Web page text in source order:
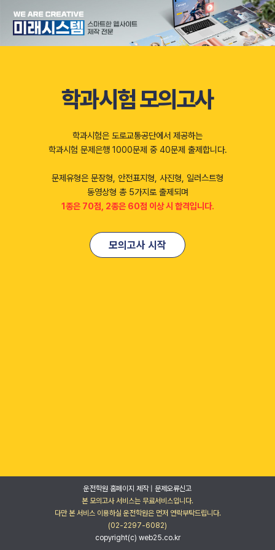
학과시험 모의고사
학과시험은 도로교통공단에서 제공하는
학과시험 문제은행 1000문제 중 40문제 출제합니다.
문제유형은 문장형, 안전표지형, 사진형, 일러스트형
동영상형 총 5가지로 출제되며
1종은 70점, 2종은 60점 이상 시 합격입니다.
모의고사 시작
운전학원 홈페이지 제작
문제오류신고
본 모의고사 서비스는 무료서비스입니다.
다만 본 서비스 이용하실 운전학원은 먼저 연락부탁드립니다.
(02-2297-6082)
copyright(c) web25.co.kr